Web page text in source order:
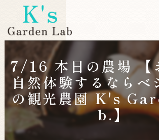
7/16 本日の農場 【
自然体験するならベ
の観光農園 K's
b.】